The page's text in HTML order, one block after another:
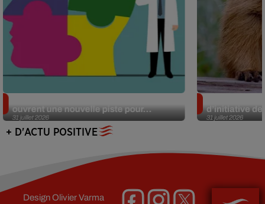
31 juillet 2026
ouvrent une nouvelle piste pour...
31 juillet 2026
d’initiative
+ D'ACTU POSITIVE
DesignOlivier Varma